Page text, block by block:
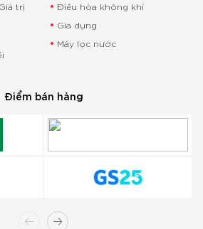
trị
Điều hòa không khí
Gia dụng
Máy lọc nước
Điểm bán hàng